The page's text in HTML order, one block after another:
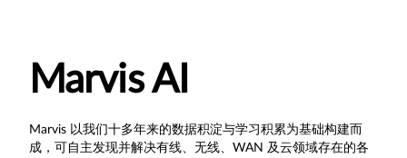
Marvis AI
Marvis 以我们十多年来的数据积淀与学习积累为基础构建而
成，可自主发现并解决有线、无线、WAN 及云领域存在的各